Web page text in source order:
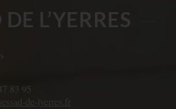
L’YERRES
83 95
de-lyerres.fr